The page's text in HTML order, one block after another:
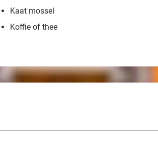
Kaat mossel
Koffie of thee